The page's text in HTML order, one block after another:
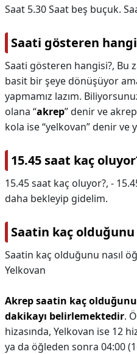
Saat 5.30 Saat beş buçuk.
Saati gösteren
Saati gösteren hangisi?, Bu
basit bir şeye dönüşüyor
yapmamız lazım.
olana “akrep” denir ve
kola ise “yelkovan” denir ve
15.45 saat kaç
15.45 saat kaç oluyor?, -
daha bekleyip gidelim.
Saatin kaç
Saatin kaç olduğunu nasıl
Yelkovan
Akrep saatin kaç
dakikayı belirlemektedir.
hizasında, Yelkovan ise 12
ya da öğleden sonra 04:00